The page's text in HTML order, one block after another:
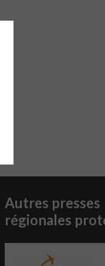
Autres presses
régionales